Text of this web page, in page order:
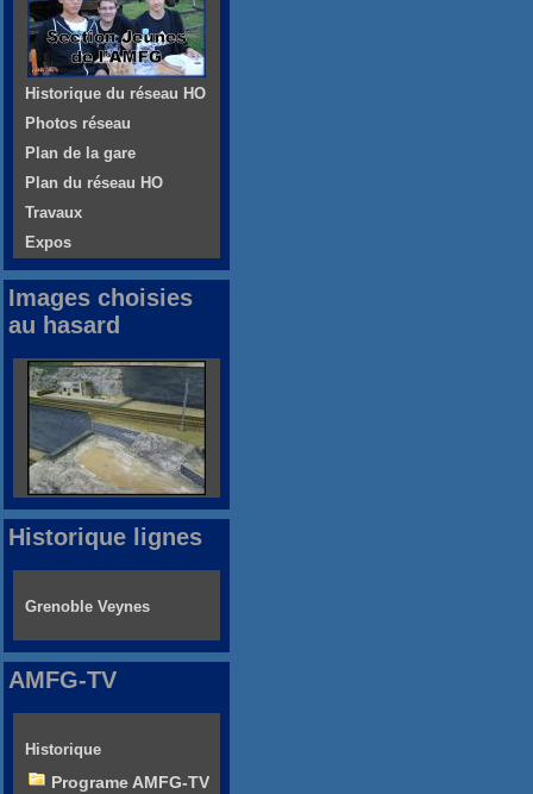
Historique du réseau HO
Photos réseau
Plan de la gare
Plan du réseau HO
Travaux
Expos
Images choisies
au hasard
Historique lignes
Grenoble Veynes
AMFG-TV
Historique
Programe AMFG-TV